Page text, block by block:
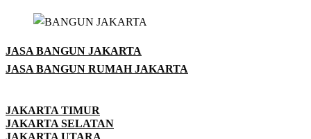
JASA BANGUN JAKARTA
JASA BANGUN RUMAH JAKARTA
JAKARTA TIMUR
JAKARTA SELATAN
JAKARTA UTARA